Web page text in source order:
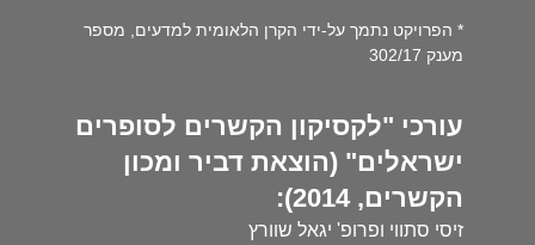
* הפרויקט נתמך על-ידי הקרן הלאומית למדעים, מספר
מענק 302/17
עורכי "לקסיקון הקשרים לסופרים
ישראלים" (הוצאת דביר ומכון
הקשרים, 2014):
זיסי סתווי ופרופ' יגאל שוורץ